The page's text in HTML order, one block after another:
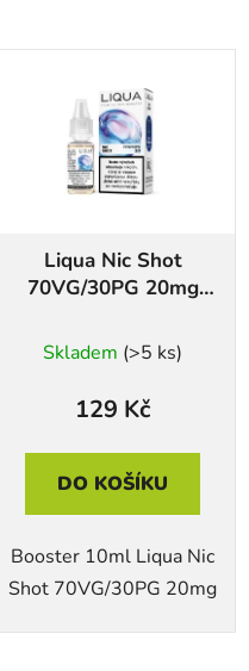
Liqua Nic Shot
70VG/30PG 20mg
Skladem (>5 ks)
129 Kč
DO KOŠÍKU
Booster 10ml Liqua Nic
Shot 70VG/30PG 20mg